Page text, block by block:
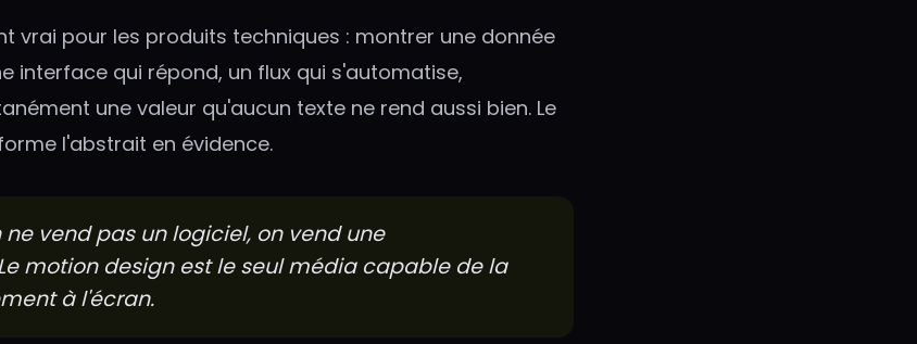
vrai pour les produits techniques : montrer une donnée
interface qui répond, un flux qui s'automatise,
une valeur qu'aucun texte ne rend aussi bien. Le
l'abstrait en évidence.
ne vend pas un logiciel, on vend une
motion design est le seul média capable de la
à l'écran.